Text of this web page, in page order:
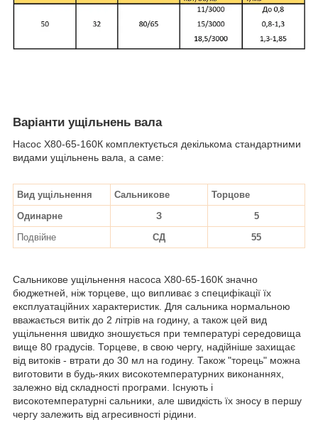
Варіанти ущільнень вала
Насос Х80-65-160К комплектується декількома стандартними
видами ущільнень вала, а саме:
Вид ущільнення Сальникове
Торцове
Одинарне
З
5
Подвійне
СД 55
Сальникове ущільнення насоса Х80-65-160К значно
бюджетней, ніж торцеве, що випливає з специфікації їх
експлуатаційних характеристик. Для сальника нормальною
вважається витік до 2 літрів на годину, а також цей вид
ущільнення швидко зношується при температурі середовища
вище 80 градусів. Торцеве, в свою чергу, надійніше захищає
від витоків - втрати до 30 мл на годину. Також "торець" можна
виготовити в будь-яких високотемпературних виконаннях,
залежно від складності програми. Існують і
високотемпературні сальники, але швидкість їх зносу в першу
чергу залежить від агресивності рідини.